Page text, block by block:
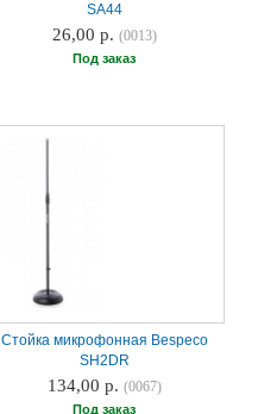
SA44
26,00 р. (0013)
Под заказ
Стойка микрофонная Bespeco
SH2DR
134,00 р. (0067)
Под заказ